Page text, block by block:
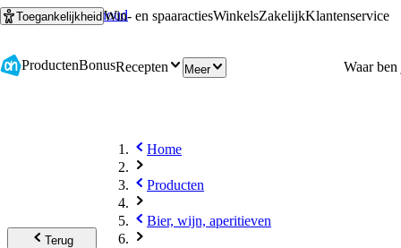
Ga naar hoofdinhoud
Ga naar zoeken
ToegankelijkheidWin- en spaaractiesWinkelsZakelijkKlantenservice
ProductenBonusRecepten Meer
Terug
Home
Producten
Bier, wijn, aperitieven